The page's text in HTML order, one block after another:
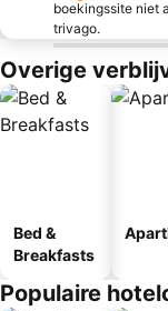
boekingssite niet
trivago.
Overige
Bed &
Breakfasts
Populaire